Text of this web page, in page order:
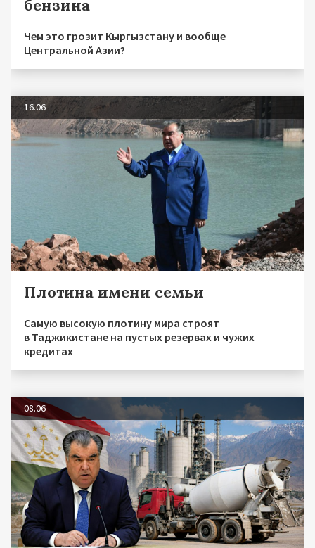
бензина
Чем это грозит Кыргызстану и вообще
Центральной Азии?
16.06
Плотина имени семьи
Самую высокую плотину мира строят
в Таджикистане на пустых резервах и чужих
кредитах
08.06